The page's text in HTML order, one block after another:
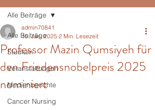
Alle Beiträge
Studium
Veranstaltungen
Medienberichte
Cancer Nursing
Alle Beiträge
Professor Mazin Qumsiyeh für
den Friedensnobelpreis 2025
nominiert
admin70841
15. Jan. 2025 2 Min. Lesezeit